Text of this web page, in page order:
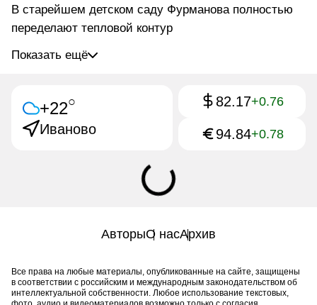
В старейшем детском саду Фурманова полностью
переделают тепловой контур
Показать ещё
+22○
Иваново
82.17+0.76
94.84+0.78
АвторыО насАрхив
Все права на любые материалы, опубликованные на сайте, защищены
в соответствии с российским и международным законодательством об
интеллектуальной собственности. Любое использование текстовых,